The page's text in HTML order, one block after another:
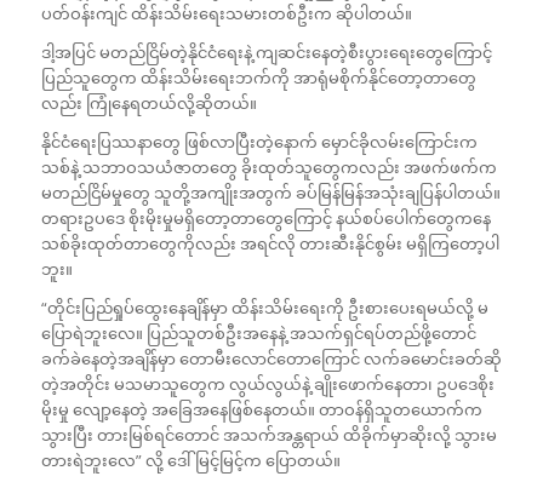
ပတ်ဝန်းကျင် ထိန်းသိမ်းရေးသမားတစ်ဦးက ဆိုပါတယ်။
ဒါ့အပြင် မတည်ငြိမ်တဲ့နိုင်ငံရေးနဲ့ ကျဆင်းနေတဲ့စီးပွားရေးတွေကြောင့်
ပြည်သူတွေက ထိန်းသိမ်းရေးဘက်ကို အာရုံမစိုက်နိုင်တော့တာတွေ
လည်း ကြုံနေရတယ်လို့ဆိုတယ်။
နိုင်ငံရေးပြဿနာတွေ ဖြစ်လာပြီးတဲ့နောက် မှောင်ခိုလမ်းကြောင်းက
သစ်နဲ့ သဘာဝသယံဇာတတွေ ခိုးထုတ်သူတွေကလည်း အဖက်ဖက်က
မတည်ငြိမ်မှုတွေ သူတို့အကျိုးအတွက် ခပ်မြန်မြန်အသုံးချပြန်ပါတယ်။
တရားဥပဒေ စိုးမိုးမှုမရှိတော့တာတွေကြောင့် နယ်စပ်ပေါက်တွေကနေ
သစ်ခိုးထုတ်တာတွေကိုလည်း အရင်လို တားဆီးနိုင်စွမ်း မရှိကြတော့ပါ
ဘူး။
“တိုင်းပြည်ရှုပ်ထွေးနေချိန်မှာ ထိန်းသိမ်းရေးကို ဦးစားပေးရမယ်လို့ မ
ပြောရဲဘူးလေ။ ပြည်သူတစ်ဦးအနေနဲ့ အသက်ရှင်ရပ်တည်ဖို့တောင်
ခက်ခဲနေတဲ့အချိန်မှာ တောမီးလောင်တောကြောင် လက်ခမောင်းခတ်ဆို
တဲ့အတိုင်း မသမာသူတွေက လွယ်လွယ်နဲ့ ချိုးဖောက်နေတာ၊ ဥပဒေစိုး
မိုးမှု လျော့နေတဲ့ အခြေအနေဖြစ်နေတယ်။ တာဝန်ရှိသူတယောက်က
သွားပြီး တားမြစ်ရင်တောင် အသက်အန္တရာယ် ထိခိုက်မှာဆိုးလို့ သွားမ
တားရဲဘူးလေ” လို့ ဒေါ်မြင့်မြင့်က ပြောတယ်။